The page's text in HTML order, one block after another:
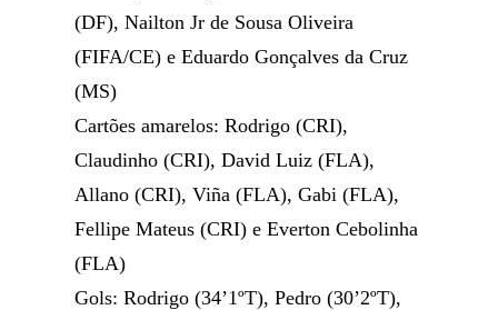
(DF), Nailton Jr de Sousa Oliveira
(FIFA/CE) e Eduardo Gonçalves da Cruz
(MS)
Cartões amarelos: Rodrigo (CRI),
Claudinho (CRI), David Luiz (FLA),
Allano (CRI), Viña (FLA), Gabi (FLA),
Fellipe Mateus (CRI) e Everton Cebolinha
(FLA)
Gols: Rodrigo (34’1ºT), Pedro (30’2ºT),